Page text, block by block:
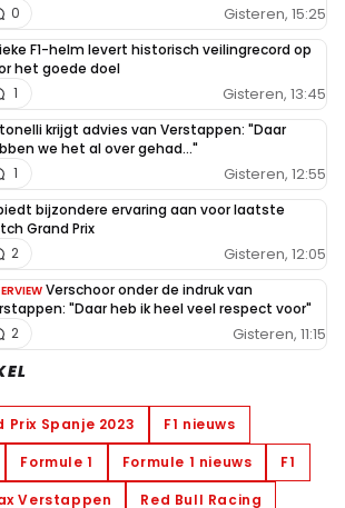
Gisteren, 15:25
0
F1-helm levert historisch veilingrecord op
het goede doel
Gisteren, 13:45
1
krijgt advies van Verstappen: "Daar
we het al over gehad..."
Gisteren, 12:55
1
bijzondere ervaring aan voor laatste
Grand Prix
Gisteren, 12:05
2
Verschoor onder de indruk van
"Daar heb ik heel veel respect voor"
Gisteren, 11:15
2
Prix Spanje 2023
F1 nieuws
Formule 1 Formule 1 nieuws
F1
Verstappen Red Bull Racing